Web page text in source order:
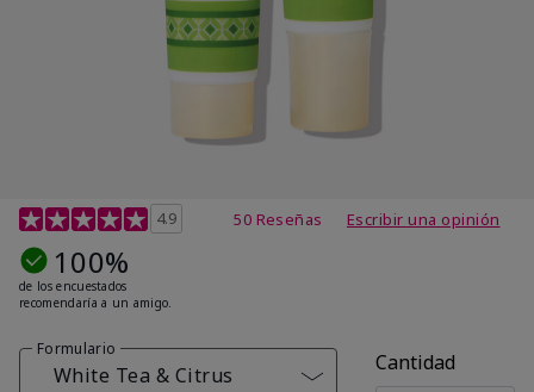
Calificación de clientes de 4,7 de 5
4.9 50 Reseñas Escribir una opinión
100%
de los encuestados
recomendaría a un amigo.
Formulario
White Tea & Citrus Cantidad